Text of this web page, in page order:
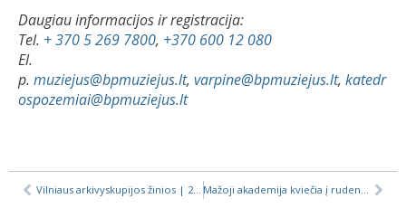
Daugiau informacijos ir registracija:
Tel. + 370 5 269 7800, +370 600 12 080
El.
p. muziejus@bpmuziejus.lt, varpine@bpmuziejus.lt, katedr
ospozemiai@bpmuziejus.lt
Vilniaus arkivyskupijos žinios | 2020-09-11 Mažoji akademija kviečia į rudens semestro studijas